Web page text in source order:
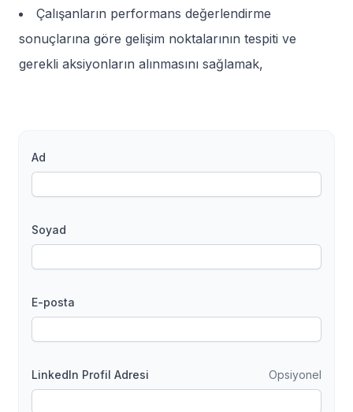
Çalışanların performans değerlendirme
sonuçlarına göre gelişim noktalarının tespiti ve
gerekli aksiyonların alınmasını sağlamak,
Ad
Soyad
E-posta
LinkedIn Profil Adresi Opsiyonel